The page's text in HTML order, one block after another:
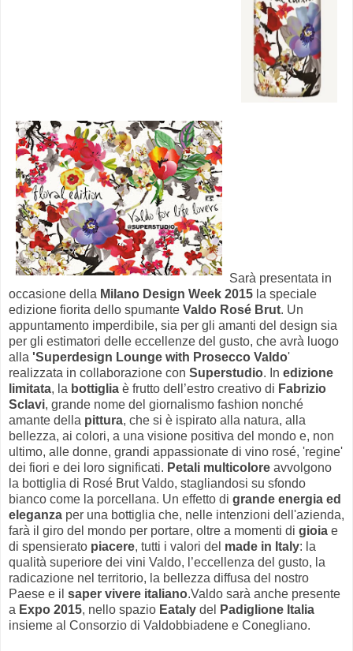
Sarà presentata in
occasione della Milano Design Week 2015 la speciale
edizione fiorita dello spumante Valdo Rosé Brut. Un
appuntamento imperdibile, sia per gli amanti del design sia
per gli estimatori delle eccellenze del gusto, che avrà luogo
alla 'Superdesign Lounge with Prosecco Valdo'
realizzata in collaborazione con Superstudio. In edizione
limitata, la bottiglia è frutto dell’estro creativo di Fabrizio
Sclavi, grande nome del giornalismo fashion nonché
amante della pittura, che si è ispirato alla natura, alla
bellezza, ai colori, a una visione positiva del mondo e, non
ultimo, alle donne, grandi appassionate di vino rosé, 'regine'
dei fiori e dei loro significati. Petali multicolore avvolgono
la bottiglia di Rosé Brut Valdo, stagliandosi su sfondo
bianco come la porcellana. Un effetto di grande energia ed
eleganza per una bottiglia che, nelle intenzioni dell'azienda,
farà il giro del mondo per portare, oltre a momenti di gioia e
di spensierato piacere, tutti i valori del made in Italy: la
qualità superiore dei vini Valdo, l’eccellenza del gusto, la
radicazione nel territorio, la bellezza diffusa del nostro
Paese e il saper vivere italiano.Valdo sarà anche presente
a Expo 2015, nello spazio Eataly del
Padiglione Italia
insieme al Consorzio di Valdobbiadene e Conegliano.